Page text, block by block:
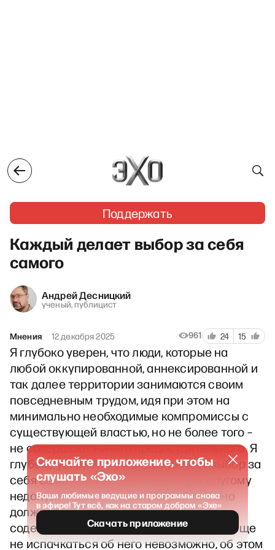
Поддержать
Каждый делает выбор за себя
самого
Андрей Десницкий
ученый, публицист
Мнения 12 декабря 2025 961 24 15
Я глубоко уверен, что люди, которые на
любой оккупированной, аннексированной и
так далее территории занимаются своим
повседневным трудом, идя при этом на
минимально необходимые компромиссы с
существующей властью, но не более того –
не совершают ничего предосудительного. Я
глубоко уверен, что каждый делает выбор за
себя самого и навязывать выборы другому
недопустимо. При этом да, есть зло, оно
должно быть названо злом, активно
содействовать ему – преступно. Но вообще
не испачкаться об него невозможно, об этом
Скачайте приложение, чтобы
слушать «Эхо»
Ваши любимые ведущие и программы снова
в эфире! Тут всё, как на старом добром «Эхе»
Скачать приложение